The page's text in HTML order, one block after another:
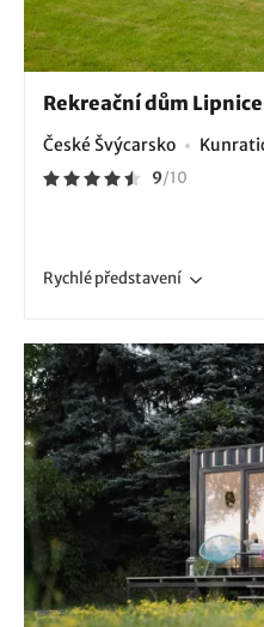
Rekreační dům Lipnice
České Švýcarsko
9/10
Rychlépředstavení